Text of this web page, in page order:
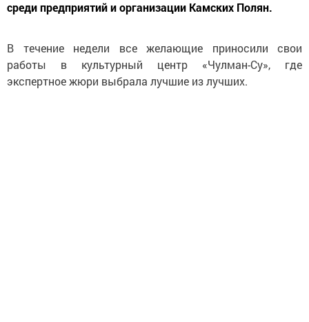
среди предприятий и организации Камских Полян.
В течение недели все желающие приносили свои
работы в культурный центр «Чулман-Су», где
экспертное жюри выбрала лучшие из лучших.